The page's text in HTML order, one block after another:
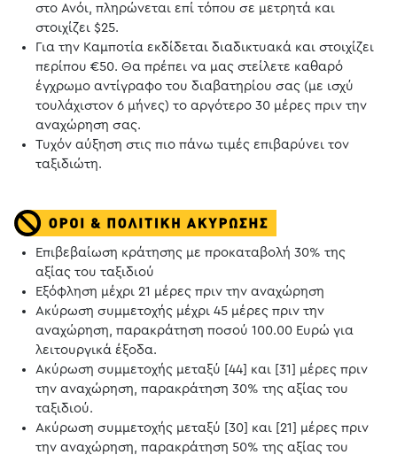
στο Ανόι, πληρώνεται επί τόπου σε μετρητά και
στοιχίζει $25.
Για την Καμποτία εκδίδεται διαδικτυακά και στοιχίζει
περίπου €50. Θα πρέπει να μας στείλετε καθαρό
έγχρωμο αντίγραφο του διαβατηρίου σας (με ισχύ
τουλάχιστον 6 μήνες) το αργότερο 30 μέρες πριν την
αναχώρηση σας.
Τυχόν αύξηση στις πιο πάνω τιμές επιβαρύνει τον
ταξιδιώτη.
Επιβεβαίωση κράτησης με προκαταβολή 30% της
αξίας του ταξιδιού
Εξόφληση μέχρι 21 μέρες πριν την αναχώρηση
Ακύρωση συμμετοχής μέχρι 45 μέρες πριν την
αναχώρηση, παρακράτηση ποσού 100.00 Ευρώ για
λειτουργικά έξοδα.
Ακύρωση συμμετοχής μεταξύ [44] και [31] μέρες πριν
την αναχώρηση, παρακράτηση 30% της αξίας του
ταξιδιού.
Ακύρωση συμμετοχής μεταξύ [30] και [21] μέρες πριν
την αναχώρηση, παρακράτηση 50% της αξίας του